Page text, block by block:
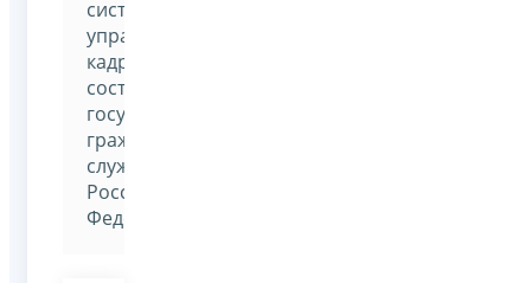
система
управления
кадровым
составом
государственной
гражданской
службы
Российской
Федерации»